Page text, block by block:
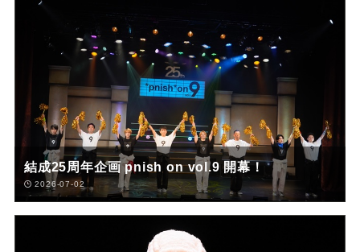
結成25周年企画 pnish on vol.9 開幕！
2026-07-02